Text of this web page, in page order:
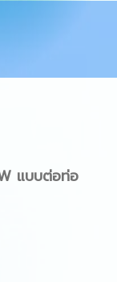
แบบต่อท่อ